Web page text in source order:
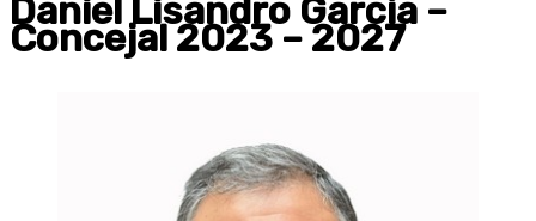
Daniel Lisandro García –
Concejal 2023 – 2027